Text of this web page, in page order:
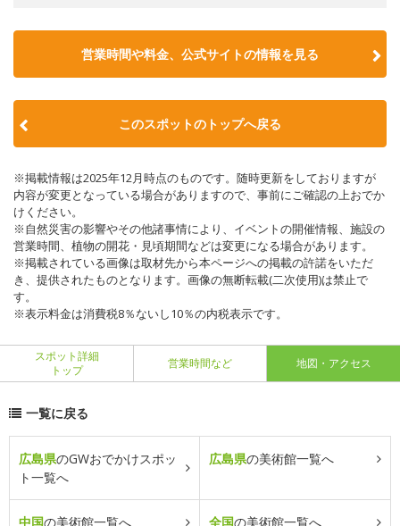
営業時間や料金、公式サイトの情報を見る
このスポットのトップへ戻る
※掲載情報は2025年12月時点のものです。随時更新をしておりますが
内容が変更となっている場合がありますので、事前にご確認の上おでか
けください。
※自然災害の影響やその他諸事情により、イベントの開催情報、施設の
営業時間、植物の開花・見頃期間などは変更になる場合があります。
※掲載されている画像は取材先から本ページへの掲載の許諾をいただ
き、提供されたものとなります。画像の無断転載(二次使用)は禁止で
す。
※表示料金は消費税8％ないし10％の内税表示です。
スポット詳細
トップ
営業時間など 地図・アクセス
一覧に戻る
広島県のGWおでかけスポッ
ト一覧へ
広島県の美術館一覧へ
中国の美術館一覧へ 全国の美術館一覧へ